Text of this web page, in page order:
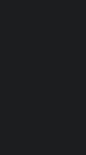
eine
oder dich
beim
etwas